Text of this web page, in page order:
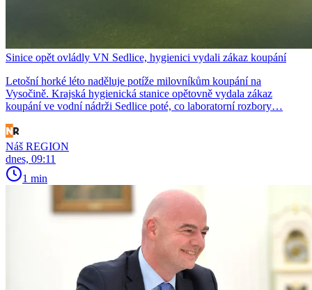
Sinice opět ovládly VN Sedlice, hygienici vydali zákaz koupání
Letošní horké léto naděluje potíže milovníkům koupání na
Vysočině. Krajská hygienická stanice opětovně vydala zákaz
koupání ve vodní nádrži Sedlice poté, co laboratorní rozbory…
Náš REGION
dnes, 09:11
1 min